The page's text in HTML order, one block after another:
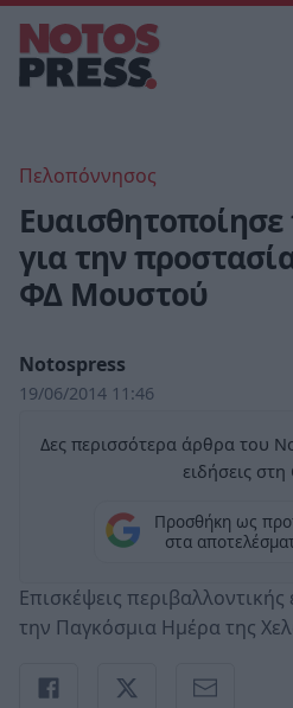
Πελοπόννησος
Ευαισθητοποίησε
για την
ΦΔ Μουστού
Notospress
19/06/2014 11:46
Δες περισσότερα άρθρα του
ειδήσεις
Προσθήκη ως
στα
Επισκέψεις
την Παγκόσμια Ημέρα της